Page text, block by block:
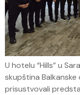
U hotelu “Hills” u
skupština Balkanske
prisustvovali